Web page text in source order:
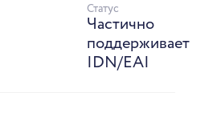
Статус
Частично
поддерживает
IDN/EAI